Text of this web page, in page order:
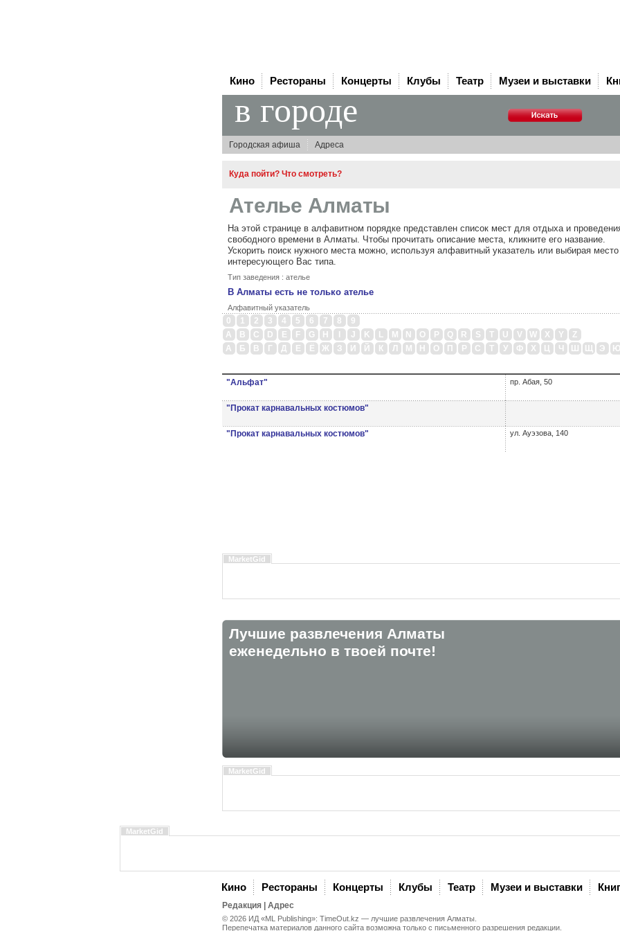
Кино Рестораны Концерты Клубы Театр Музеи и выставки
в городе
Городская афиша Адреса
Куда пойти? Что смотреть?
Ателье Алматы
На этой странице в алфавитном порядке представлен список мест для отдыха и
свободного времени в Алматы. Чтобы прочитать описание места, кликните его название.
Ускорить поиск нужного места можно, используя алфавитный указатель или выбирая место
интересующего Вас типа.
Тип заведения : ателье
В Алматы есть не только ателье
Алфавитный указатель
0 1 2 3 4 5 6 7 8
9
A
B C D E F G H J K L M N O P Q R S T U V W X Y
Z
А
Б В Г Д Е Ё Ж З И Й К Л М Н О П Р С Т У Ф Х Ц Ч Ш Щ Э Ю
"Альфат" пр. Абая, 50
"Прокат карнавальных костюмов"
"Прокат карнавальных костюмов" ул. Ауэзова, 140
MarketGid
Лучшие развлечения Алматы
eженедельно в твоей почте!
MarketGid
MarketGid
Кино Рестораны Концерты Клубы Театр Музеи и выставки
Редакция| Адрес
© 2026 ИД «ML Publishing»: TimeOut.kz — лучшие развлечения Алматы.
Перепечатка материалов данного сайта возможна только с письменного разрешения редакции.